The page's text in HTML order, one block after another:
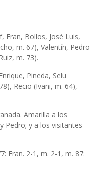
Fran, Bollos, José Luis,
m. 67), Valentín, Pedro
m. 73).
Pineda, Selu
Recio (Ivani, m. 64),
Amarilla a los
Pedro; y a los visitantes
Fran. 2-1, m. 2-1, m. 87: